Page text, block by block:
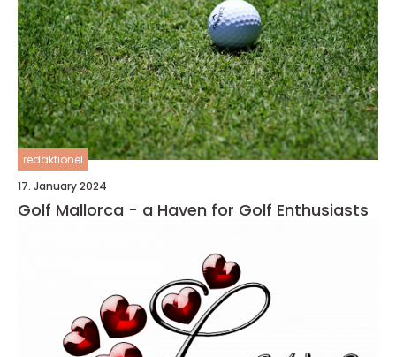
redaktionel
17. January 2024
Golf Mallorca - a Haven for Golf Enthusiasts